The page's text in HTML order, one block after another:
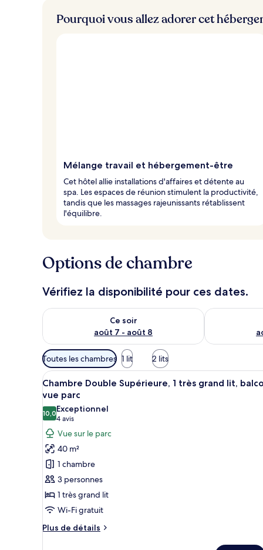
Pourquoi vous allez adorer cet
Mélange travail et hébergement-être
Cet hôtel allie installations d'affaires et détente au
spa. Les espaces de réunion stimulent la productivité,
tandis que les massages rajeunissants rétablissent
l'équilibre.
Options de chambre
Vérifiez la disponibilité pour ces dates.
Ce soir
août 7 - août 8
Vérifier la disponibilité pour ce soir août 7 - août 8
Vérifier la
Filtres
disponibles
pour
les
chambres
Toutes les chambres 1 lit 2 lits
Afficher
toutes
les
photos
pour
ce
type
de
chambre :
Chambre
Double
Supérieure,
7
Chambre Double Supérieure, 1 très grand lit,
vue parc
10,010,0 sur 10
Exceptionnel
4 avis
(4 avis)
Vue sur le parc
40 m²
1 chambre
3 personnes
1 très grand lit
Wi-Fi gratuit
Plus de détails
Plus